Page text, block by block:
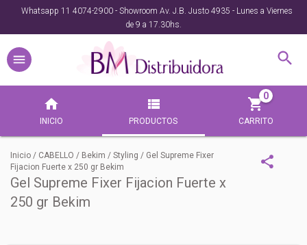
Whatsapp 11 4074-2900 - Showroom Av. J.B. Justo 4935 - Lunes a Viernes
de 9 a 17.30hs.
INICIO PRODUCTOS CARRITO
0
Inicio / CABELLO / Bekim / Styling / Gel Supreme Fixer
Fijacion Fuerte x 250 gr Bekim
Gel Supreme Fixer Fijacion Fuerte x
250 gr Bekim